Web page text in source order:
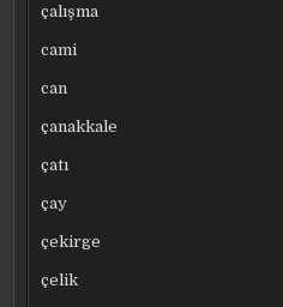
çalışma
cami
can
çanakkale
çatı
çay
çekirge
çelik